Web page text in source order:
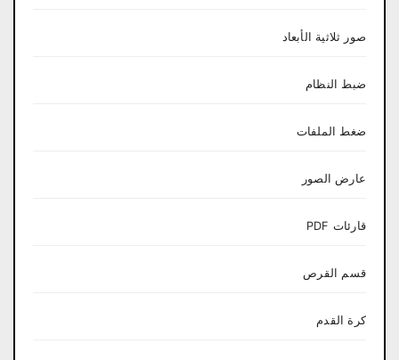
صور ثلاثية الأبعاد
ضبط النظام
ضغط الملفات
عارض الصور
قارئات PDF
قسم القرص
كرة القدم